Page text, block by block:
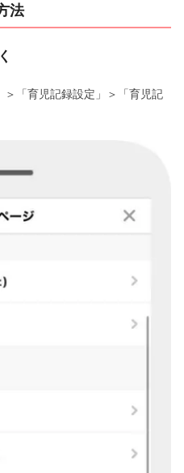
法
「育児記録設定」＞「育児記